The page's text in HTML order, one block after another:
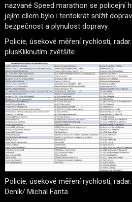
nazvané Speed marathon se policejní
jejím cílem bylo i tentokrát snížit
bezpečnost a plynulost dopravy.
Policie, úsekové měření rychlosti,
plusKliknutím zvětšíte
Policie, úsekové měření rychlosti,
Deník/ Michal Fanta